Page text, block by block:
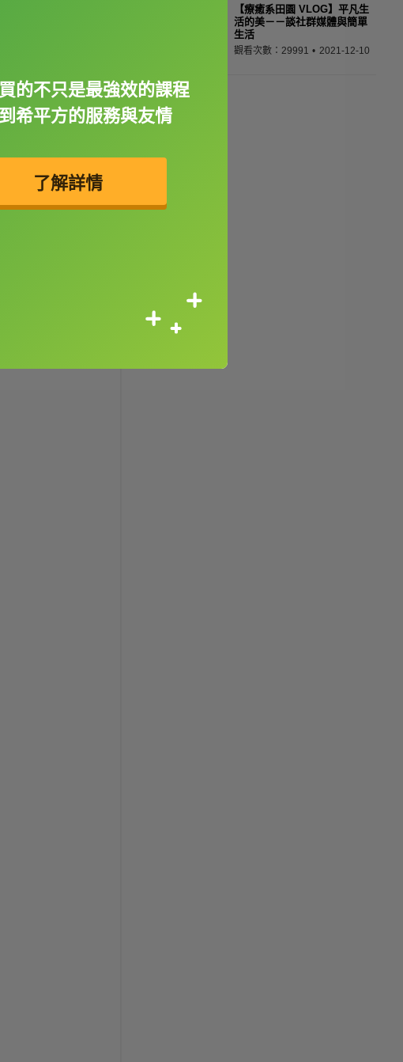
【療癒系田園 VLOG】平凡生
活的美－－談社群媒體與簡單
生活
觀看次數：29991 2021-12-10
的不只是最強效的課程
希平方的服務與友情
了解詳情